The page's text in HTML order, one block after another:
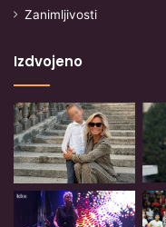
Zanimljivosti
Izdvojeno